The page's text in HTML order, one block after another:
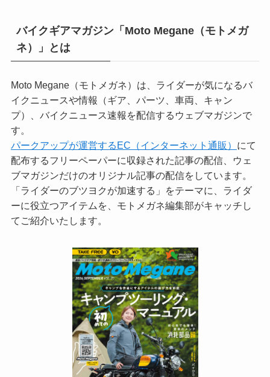
バイクギアマガジン「Moto Megane（モトメガ
ネ）」とは
Moto Megane（モトメガネ）は、ライダーが気になるバ
イクニュースや情報（ギア、パーツ、車両、キャン
プ）、バイクニュース速報を配信するウェブマガジンで
す。
パークアップが運営するEC（インターネット通販） にて
配布するフリーペーパーに収録された記事の配信、ウェ
ブマガジンだけのオリジナル記事の配信をしています。
「ライダーのブツヨクが加速する」をテーマに、ライダ
ーに役立つアイテムを、モトメガネ編集部がキャッチし
てご紹介いたします。